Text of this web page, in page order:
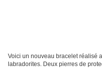
Voici un nouveau bracelet réalisé
labradorites. Deux pierres de